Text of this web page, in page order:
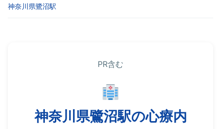
神奈川県鷺沼駅
PR含む
神奈川県鷺沼駅の心療内